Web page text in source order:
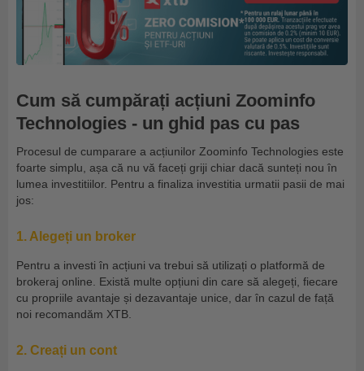
Cum să cumpărați acțiuni Zoominfo
Technologies - un ghid pas cu pas
Procesul de cumparare a acțiunilor Zoominfo Technologies este
foarte simplu, așa că nu vă faceți griji chiar dacă sunteți nou în
lumea investitiilor. Pentru a finaliza investitia urmatii pasii de mai
jos:
1. Alegeți un broker
Pentru a investi în acțiuni va trebui să utilizați o platformă de
brokeraj online. Există multe opțiuni din care să alegeți, fiecare
cu propriile avantaje și dezavantaje unice, dar în cazul de față
noi recomandăm XTB.
2. Creați un cont